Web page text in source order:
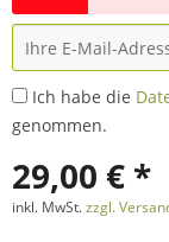
Ich habe die
genommen.
29,00 € *
inkl. MwSt.zzgl.